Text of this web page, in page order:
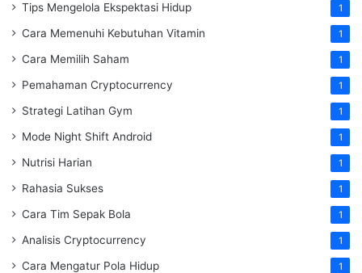
Tips Mengelola Ekspektasi Hidup 1
Cara Memenuhi Kebutuhan Vitamin 1
Cara Memilih Saham 1
Pemahaman Cryptocurrency 1
Strategi Latihan Gym 1
Mode Night Shift Android 1
Nutrisi Harian 1
Rahasia Sukses 1
Cara Tim Sepak Bola 1
Analisis Cryptocurrency 1
Cara Mengatur Pola Hidup 1